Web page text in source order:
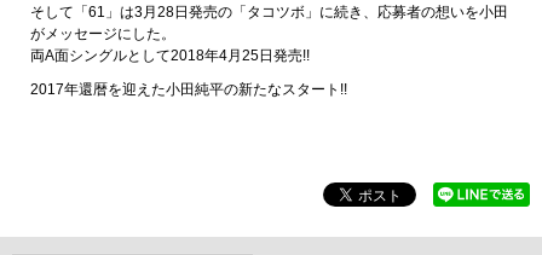
そして「61」は3月28日発売の「タコツボ」に続き、応募者の想いを小田
がメッセージにした。
両A面シングルとして2018年4月25日発売!!
2017年還暦を迎えた小田純平の新たなスタート!!